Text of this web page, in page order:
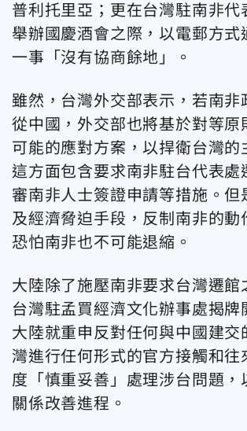
普利托里亞；更在台灣駐南非代
舉辦國慶酒會之際，以電郵方式
一事「沒有協商餘地」。
雖然，台灣外交部表示，若南非
從中國，外交部也將基於對等原
可能的應對方案，以捍衛台灣的
這方面包含要求南非駐台代表處
審南非人士簽證申請等措施。但
及經濟脅迫手段，反制南非的動
恐怕南非也不可能退縮。
大陸除了施壓南非要求台灣遷館
台灣駐孟買經濟文化辦事處揭牌
大陸就重申反對任何與中國建交
灣進行任何形式的官方接觸和往
度「慎重妥善」處理涉台問題，
關係改善進程。